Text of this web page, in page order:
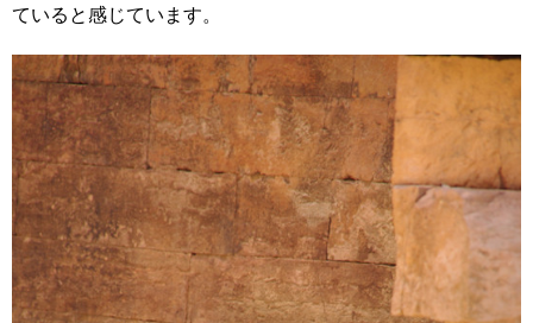
ていると感じています。